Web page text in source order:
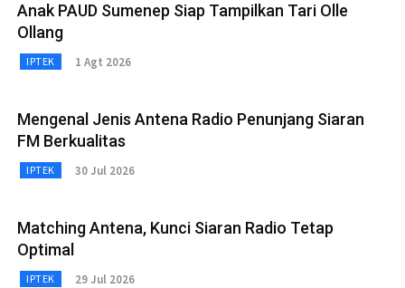
Anak PAUD Sumenep Siap Tampilkan Tari Olle
Ollang
IPTEK 1 Agt 2026
Mengenal Jenis Antena Radio Penunjang Siaran
FM Berkualitas
IPTEK 30 Jul 2026
Matching Antena, Kunci Siaran Radio Tetap
Optimal
IPTEK 29 Jul 2026